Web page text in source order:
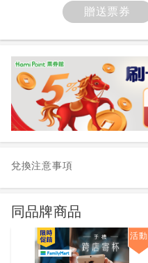
贈送票券
兌換注意事項
同品牌商品
活動